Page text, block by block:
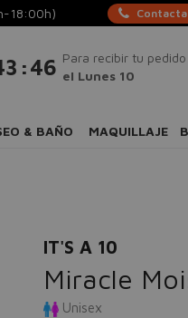
18:00h)
:46 Para recibir tu pedido
el Lunes 10
& BAÑO MAQUILLAJE
IT'S A 10
Miracle
Unisex